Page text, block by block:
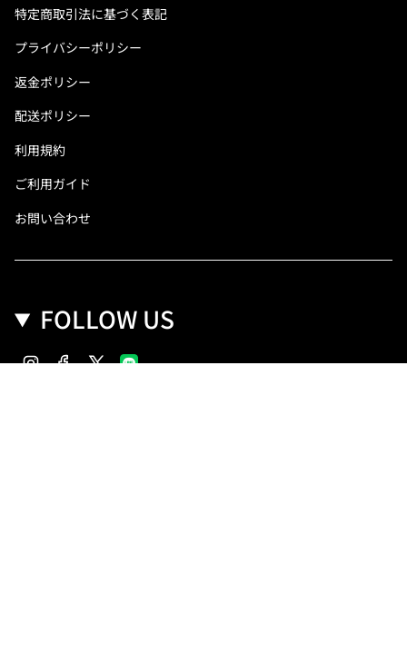
特定商取引法に基づく表記
プライバシーポリシー
返金ポリシー
配送ポリシー
利用規約
ご利用ガイド
お問い合わせ
FOLLOW US
InstagramFacebook
Twitter